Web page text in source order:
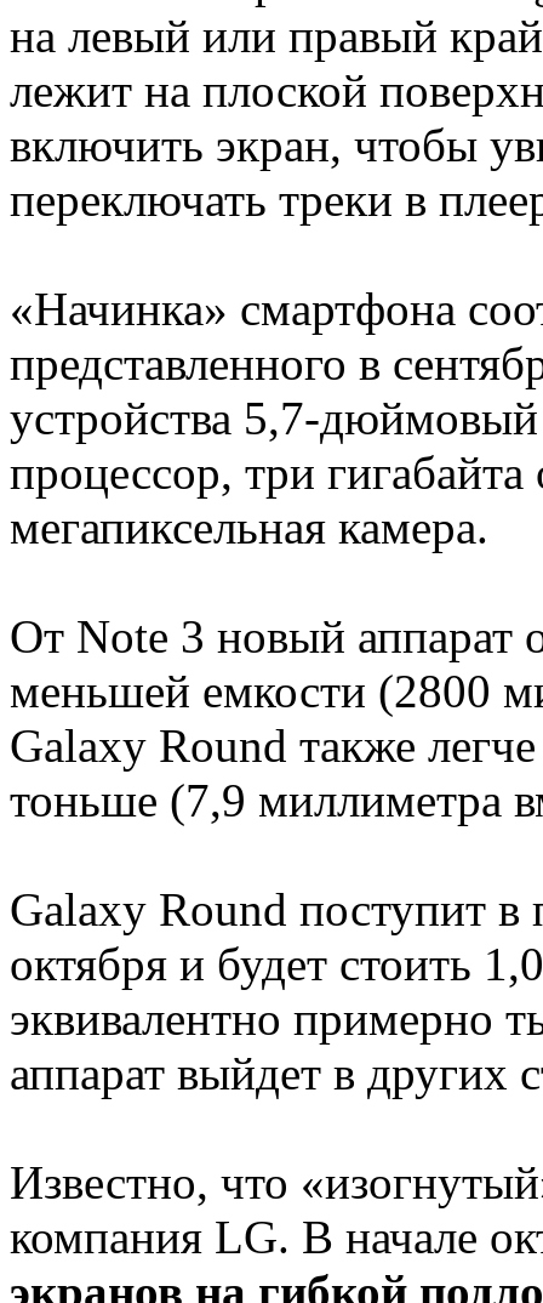
на левый или правый
лежит на плоской
включить экран, чтобы
переключать треки в
«Начинка» смартфона
представленного в
устройства 5,7-
процессор, три
мегапиксельная камера.
От Note 3 новый аппарат
меньшей емкости (2800
Galaxy Round также
тоньше (7,9 миллиметра
Galaxy Round поступит
октября и будет стоить
эквивалентно примерно
аппарат выйдет в других
Известно, что
компания LG. В начале
экранов на гибкой